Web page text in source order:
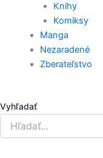
Knihy
Komiksy
Manga
Nezaradené
Zberateľstvo
Vyhľadať